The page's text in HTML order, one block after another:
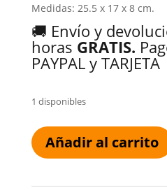
Medidas: 25.5 x 17 x 8 cm.
🚚 Envío y
horas GRATIS.
PAYPAL y TARJETA
1 disponibles
NEW
BOLSO
Añadir al carrito